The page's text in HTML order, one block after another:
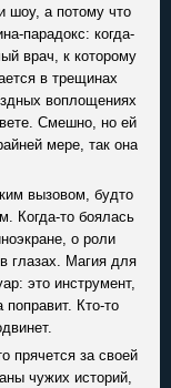
шоу, а потому что
парадокс: когда-
врач, к которому
в трещинах
воплощениях
Смешно, но ей
мере, так она
вызовом, будто
Когда-то боялась
о роли
глазах. Магия для
это инструмент,
Кто-то
прячется за своей
чужих историй,